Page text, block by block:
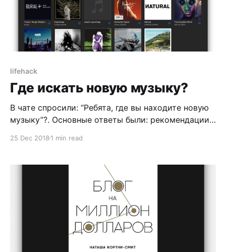
lifehack
Где искать новую музыку?
В чате спросили: “Ребята, где вы находите новую
музыку”?. Основные ответы были: рекомендации
пользоваться рекомендациями и Apple Music, и
треков находилось 1-2 и всего 1 новая группа.
Механизм discovery в подборках “для тебя” в
25 Dec 2018 1 min read